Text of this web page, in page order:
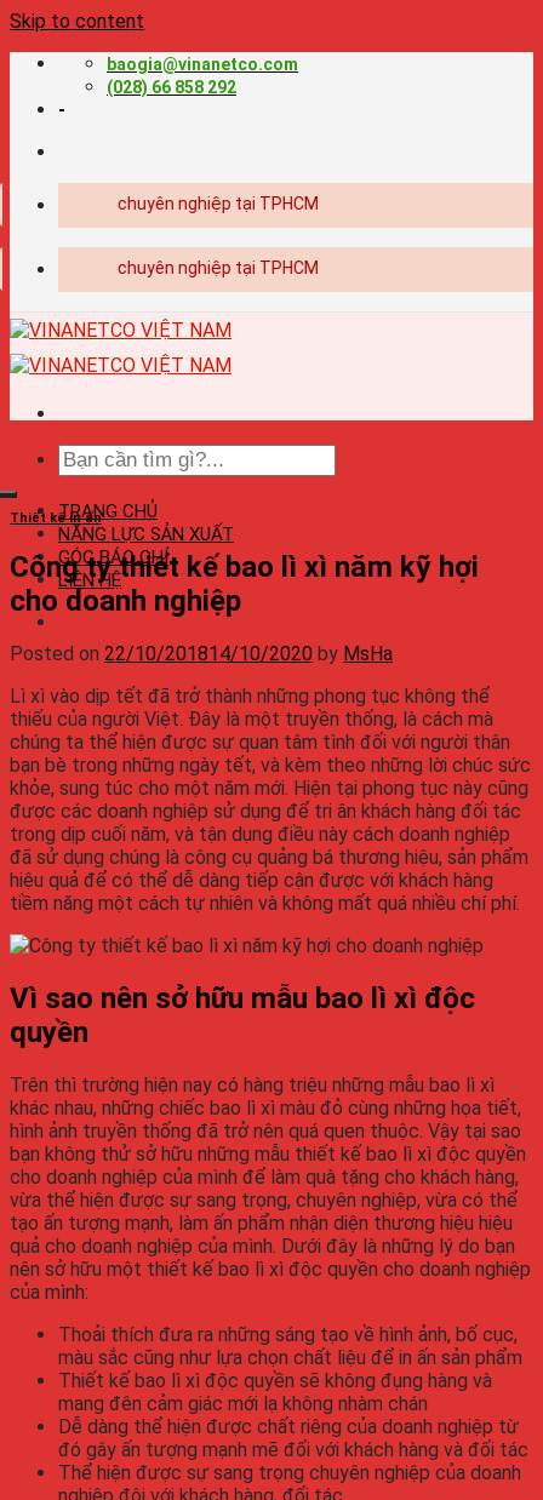
Skip to content
baogia@vinanetco.com
(028) 66 858 292
-
- in ấn chuyên nghiệp tại TPHCM
- in ấn chuyên nghiệp tại TPHCM
TRANG CHỦ
NĂNG LỰC SẢN XUẤT
GÓC BÁO CHÍ
LIÊN HỆ
Thiết kế in ấn
Công ty thiết kế bao lì xì năm kỹ hợi
cho doanh nghiệp
Posted on 22/10/201814/10/2020 by MsHa
Lì xì vào dịp tết đã trở thành những phong tục không thể
thiếu của người Việt. Đây là một truyền thống, là cách mà
chúng ta thể hiện được sự quan tâm tình đối với người thân
bạn bè trong những ngày tết, và kèm theo những lời chúc sức
khỏe, sung túc cho một năm mới. Hiện tại phong tục này cũng
được các doanh nghiệp sử dụng để tri ân khách hàng đối tác
trong dịp cuối năm, và tận dụng điều này cách doanh nghiệp
đã sử dụng chúng là công cụ quảng bá thương hiệu, sản phẩm
hiệu quả để có thể dễ dàng tiếp cận được với khách hàng
tiềm năng một cách tự nhiên và không mất quá nhiều chí phí.
Vì sao nên sở hữu mẫu bao lì xì độc
quyền
Trên thì trường hiện nay có hàng triệu những mẫu bao lì xì
khác nhau, những chiếc bao lì xì màu đỏ cùng những họa tiết,
hình ảnh truyền thống đã trở nên quá quen thuộc. Vậy tại sao
bạn không thử sở hữu những mẫu thiết kế bao lì xì độc quyền
cho doanh nghiệp của mình để làm quà tặng cho khách hàng,
vừa thể hiện được sự sang trọng, chuyên nghiệp, vừa có thể
tạo ấn tượng mạnh, làm ấn phẩm nhận diện thương hiệu hiệu
quả cho doanh nghiệp của mình. Dưới đây là những lý do bạn
nên sở hữu một thiết kế bao lì xì độc quyền cho doanh nghiệp
của mình:
Thoải thích đưa ra những sáng tạo về hình ảnh, bố cục,
màu sắc cũng như lựa chọn chất liệu để in ấn sản phẩm
Thiết kế bao lì xì độc quyền sẽ không đụng hàng và
mang đên cảm giác mới lạ không nhàm chán
Dễ dàng thể hiện được chất riêng của doanh nghiệp từ
đó gây ấn tượng mạnh mẽ đối với khách hàng và đối tác
Thể hiện được sự sang trọng chuyên nghiệp của doanh
nghiệp đôi với khách hàng, đối tác